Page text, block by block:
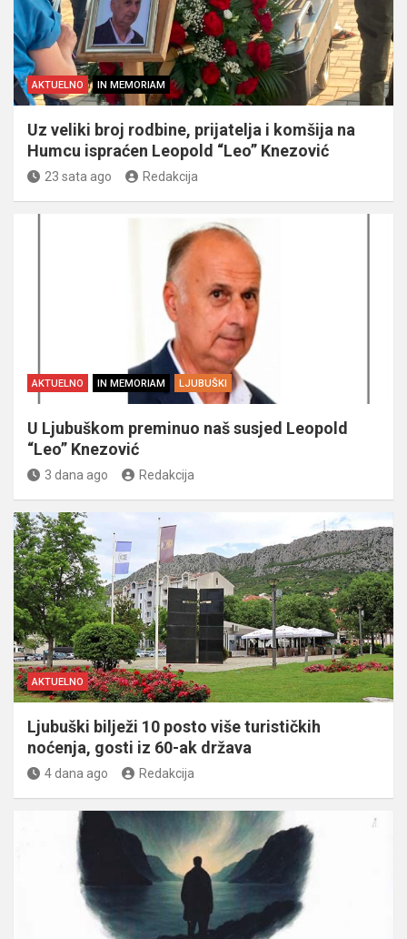
AKTUELNO IN MEMORIAM
Uz veliki broj rodbine, prijatelja i komšija na
Humcu ispraćen Leopold “Leo” Knezović
23 sata ago Redakcija
AKTUELNO IN MEMORIAM LJUBUŠKI
U Ljubuškom preminuo naš susjed Leopold
“Leo” Knezović
3 dana ago Redakcija
AKTUELNO
Ljubuški bilježi 10 posto više turističkih
noćenja, gosti iz 60-ak država
4 dana ago Redakcija